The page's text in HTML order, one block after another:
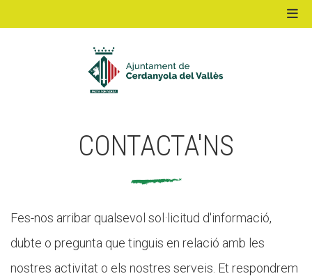
CONTACTA'NS
Fes-nos arribar qualsevol sol·licitud d'informació,
dubte o pregunta que tinguis en relació amb les
nostres activitat o els nostres serveis. Et respondrem
ACTIVITATS D'ESTIU
MÓN ESCOLAR
FORMACIÓ